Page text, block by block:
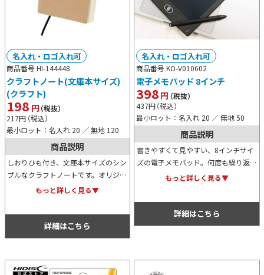
商品番号 HI-144448
クラフトノート(文庫本サイズ)
(クラフト)
198 円（税抜）
217円（税込）
最小ロット：名入れ 20 ／ 無地 120
名入れ・ロゴ入れ可
商品説明
しおりひも付き、文庫本サイズのシン
プルなクラフトノートです。オリジナ
ルデザインの名入れが可能ですので、
もっと詳しく見る▼
詳細はこちら
商品番号 KO-V010602
電子メモパッド 8インチ
398円（税抜）
437円（税込）
最小ロット：名入れ 20 ／ 無地 50
名入れ・ロゴ入れ可
商品説明
書きやすくて見やすい、8インチサイ
ズの電子メモパッド。何度も繰り返し
書いて消せるので、紙のメモ帳の代用
もっと詳しく見る▼
詳細はこちら